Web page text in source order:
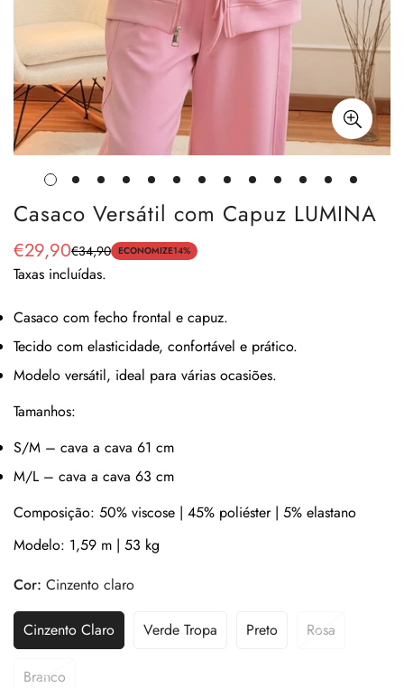
Casaco Versátil com Capuz LUMINA
Preço
de
€29,90
Preço
regular
€34,90 ECONOMIZE14%
Taxas incluídas.
Casaco com fecho frontal e capuz.
Tecido com elasticidade, confortável e prático.
Modelo versátil, ideal para várias ocasiões.
Tamanhos:
S/M – cava a cava 61 cm
M/L – cava a cava 63 cm
Composição: 50% viscose | 45% poliéster | 5% elastano
Modelo: 1,59 m | 53 kg
Cor: Cinzento claro
Cinzento Claro Verde Tropa Preto Rosa
Branco